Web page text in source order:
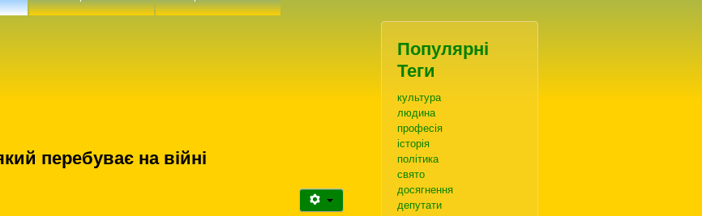
перебуває на війні
Популярні
Теги
культура
людина
професія
історія
політика
свято
досягнення
депутати